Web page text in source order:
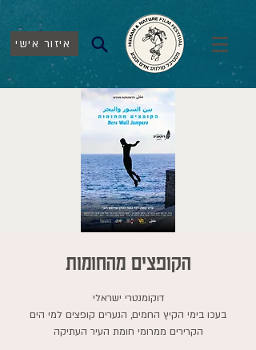
איזור אישי
הקופצים מהחומות
בעכו בימי הקיץ החמים, הנערים קופצים למי הים
הקרירים ממרומי חומת העיר העתיקה